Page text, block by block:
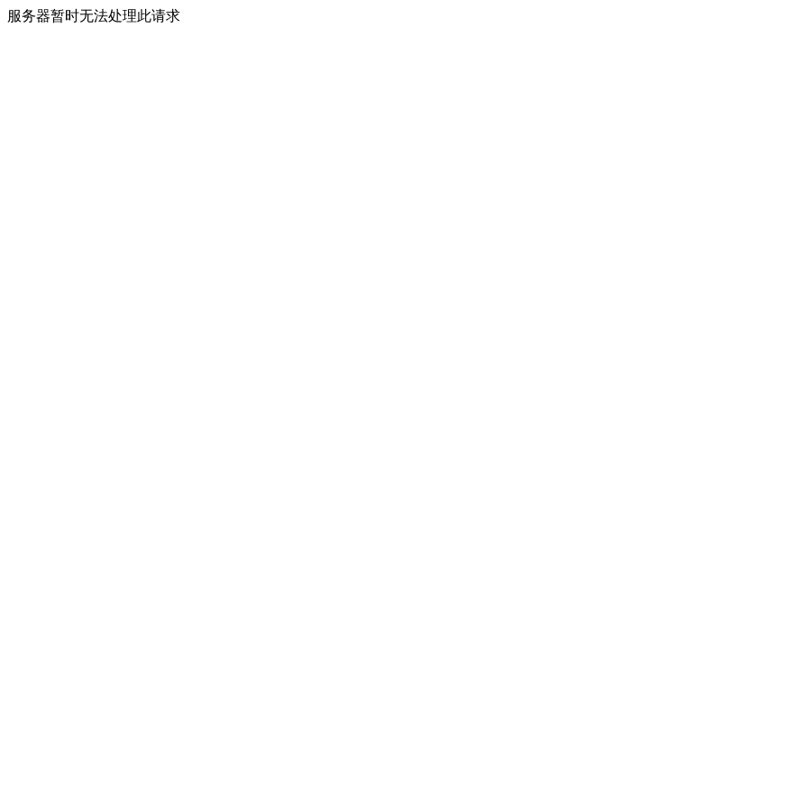
服务器暂时无法处理此请求